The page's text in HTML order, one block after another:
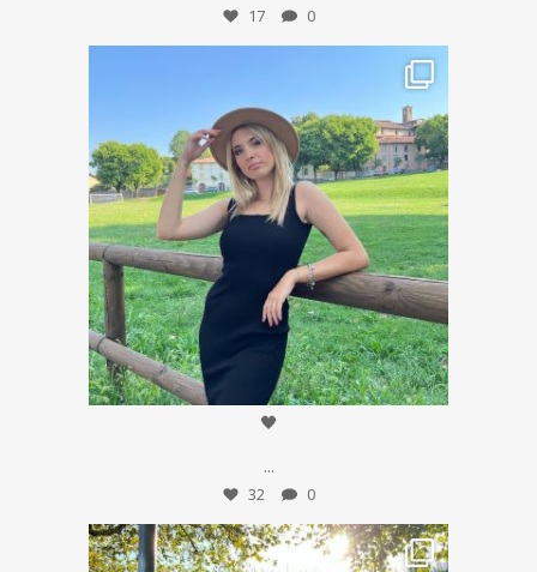
17 0
Set 8
🖤
...
32 0